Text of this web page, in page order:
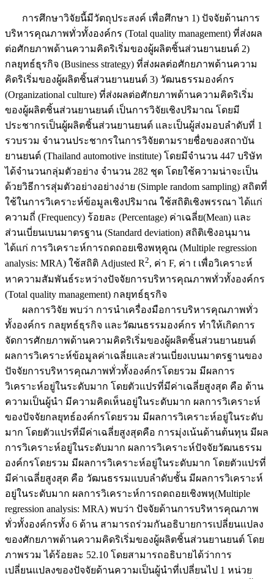
การศึกษาวิจัยนี้มีวัตถุประสงค์ เพื่อศึกษา 1) ปัจจัยด้านการ
บริหารคุณภาพทั่วทั้งองค์กร (Total quality management) ที่ส่งผล
ต่อศักยภาพด้านความคิดริเริ่มของผู้ผลิตชิ้นส่วนยานยนต์ 2)
กลยุทธ์ธุรกิจ (Business strategy) ที่ส่งผลต่อศักยภาพด้านความ
คิดริเริ่มของผู้ผลิตชิ้นส่วนยานยนต์ 3) วัฒนธรรมองค์กร
(Organizational culture) ที่ส่งผลต่อศักยภาพด้านความคิดริเริ่ม
ของผู้ผลิตชิ้นส่วนยานยนต์ เป็นการวิจัยเชิงปริมาณ โดยมี
ประชากรเป็นผู้ผลิตชิ้นส่วนยานยนต์ และเป็นผู้ส่งมอบลำดับที่ 1
รวบรวม จำนวนประชากรในการวิจัยตามรายชื่อของสถาบัน
ยานยนต์ (Thailand automotive institute) โดยมีจำนวน 447 บริษัท
ได้จำนวนกลุ่มตัวอย่าง จำนวน 282 ชุด โดยใช้ความน่าจะเป็น
ด้วยวิธีการสุ่มตัวอย่างอย่างง่าย (Simple random sampling) สถิตที่
ใช้ในการวิเคราะห์ข้อมูลเชิงปริมาณ ใช้สถิติเชิงพรรณา ได้แก่
ความถี่ (Frequency) ร้อยละ (Percentage) ค่าเฉลี่ย(Mean) และ
ส่วนเบี่ยนเบนมาตรฐาน (Standard deviation) สถิติเชิงอนุมาน
ได้แก่ การวิเคราะห์การถดถอยเชิงพหุคูณ (Multiple regression
analysis: MRA) ใช้สถิติ Adjusted R2, ค่า F, ค่า t เพื่อวิเคราะห์
หาความสัมพันธ์ระหว่างปัจจัยการบริหารคุณภาพทั่วทั้งองค์กร
(Total quality management) กลยุทธ์ธุรกิจ
ผลการวิจัย พบว่า การนำเครื่องมือการบริหารคุณภาพทั่ว
ทั้งองค์กร กลยุทธ์ธุรกิจ และวัฒนธรรมองค์กร ทำให้เกิดการ
จัดการศักยภาพด้านความคิดริเริ่มของผู้ผลิตชิ้นส่วนยานยนต์
ผลการวิเคราะห์ข้อมูลค่าเฉลี่ยและส่วนเบี่ยงเบนมาตรฐานของ
ปัจจัยการบริหารคุณภาพทั่วทั้งองค์กรโดยรวม มีผลการ
วิเคราะห์อยู่ในระดับมาก โดยตัวแปรที่มีค่าเฉลี่ยสูงสุด คือ ด้าน
ความเป็นผู้นำ มีความคิดเห็นอยู่ในระดับมาก ผลการวิเคราะห์
ของปัจจัยกลยุทธ์องค์กรโดยรวม มีผลการวิเคราะห์อยู่ในระดับ
มาก โดยตัวแปรที่มีค่าเฉลี่ยสูงสุดคือ การมุ่งเน้นด้านต้นทุน มีผล
การวิเคราะห์อยู่ในระดับมาก ผลการวิเคราะห์ปัจจัยวัฒนธรรม
องค์กรโดยรวม มีผลการวิเคราะห์อยู่ในระดับมาก โดยตัวแปรที่
มีค่าเฉลี่ยสูงสุด คือ วัฒนธรรมแบบลำดับชั้น มีผลการวิเคราะห์
อยู่ในระดับมาก ผลการวิเคราะห์การถดถอยเชิงพหุ(Multiple
regression analysis: MRA) พบว่า ปัจจัยด้านการบริหารคุณภาพ
ทั่วทั้งองค์กรทั้ง 6 ด้าน สามารถร่วมกันอธิบายการเปลี่ยนแปลง
ของศักยภาพด้านความคิดริเริ่มของผู้ผลิตชิ้นส่วนยานยนต์ โดย
ภาพรวม ได้ร้อยละ 52.10 โดยสามารถอธิบายได้ว่าการ
เปลี่ยนแปลงของปัจจัยด้านความเป็นผู้นำที่เปลี่ยนไป 1 หน่วย